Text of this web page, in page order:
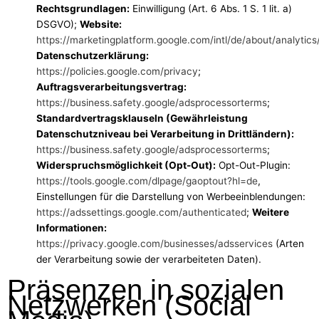
Rechtsgrundlagen: Einwilligung (Art. 6 Abs. 1 S. 1 lit. a)
DSGVO);Website:
https://marketingplatform.google.com/intl/de/about/
Datenschutzerklärung:
https://policies.google.com/privacy;
Auftragsverarbeitungsvertrag:
https://business.safety.google/adsprocessorterms;
Standardvertragsklauseln (Gewährleistung
Datenschutzniveau bei Verarbeitung in Drittländern):
https://business.safety.google/adsprocessorterms;
Widerspruchsmöglichkeit (Opt-Out): Opt-Out-Plugin:
https://tools.google.com/dlpage/gaoptout?hl=de,
Einstellungen für die Darstellung von Werbeeinblendungen:
https://adssettings.google.com/authenticated;Weitere
Informationen:
https://privacy.google.com/businesses/adsservices (Arten
der Verarbeitung sowie der verarbeiteten Daten).
Präsenzen in sozialen
Netzwerken (Social